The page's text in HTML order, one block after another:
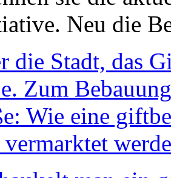
Neu die
die Stadt, das
Zum
Wie eine